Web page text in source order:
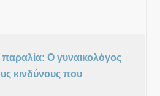
παραλία: Ο γυναικολόγος
κινδύνους που